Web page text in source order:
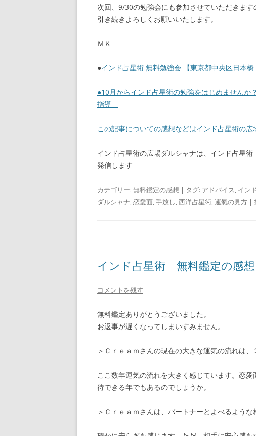
次回、9/30の勉強会にも参加させていただきます
引き続きよろしくお願いいたします。
ＭＫ
●インド占星術 無料勉強会 【東京都中央区日本橋
●10月からインド占星術の勉強をはじめませんか
指導」
この記事についての感想などはインド占星術の
インド占星術の広場ダルシャナは、インド占星
発信します
カテゴリー: 無料鑑定の感想 | タグ: アドバイス, イン
ダルシャナ,恋愛面,手放し,西洋占星術,運氣の見方 |
インド占星術 無料鑑定の
コメントを残す
無料鑑定ありがとうございました。
お返事が遅くなってしまいすみません。
＞Ｃｒｅａｍさんの現在の大きな運気の流れは、
ここ数年運気の流れを大きく感じています。恋
待できる年でもあるのでしょうか。
＞Ｃｒｅａｍさんは、パートナーとよべるような